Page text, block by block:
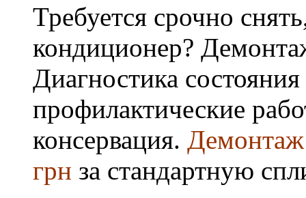
Требуется срочно
кондиционер?
Диагностика
профилактические
консервация.
грн за стандартную